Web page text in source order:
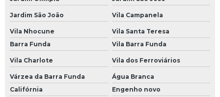
Bateria para Caminhão 150 Amperes
Empresa de Bateria 150 Amperes para Caminhão
Empresa de Bateria Caminhão
Empresa de Bateria de 150 Amperes para Caminhão
Empresa de Bateria de Caminhão 150 Amperes
Empresa de Bateria de Caminhão 180 Amperes
Jardim São João Vila Campanela
Vila Nhocune
Vila Santa Teresa
Barra Funda
Vila Barra Funda
Vila Charlote Vila dos Ferroviários
Várzea da Barra Funda
Água Branca
Califórnia
Engenho novo